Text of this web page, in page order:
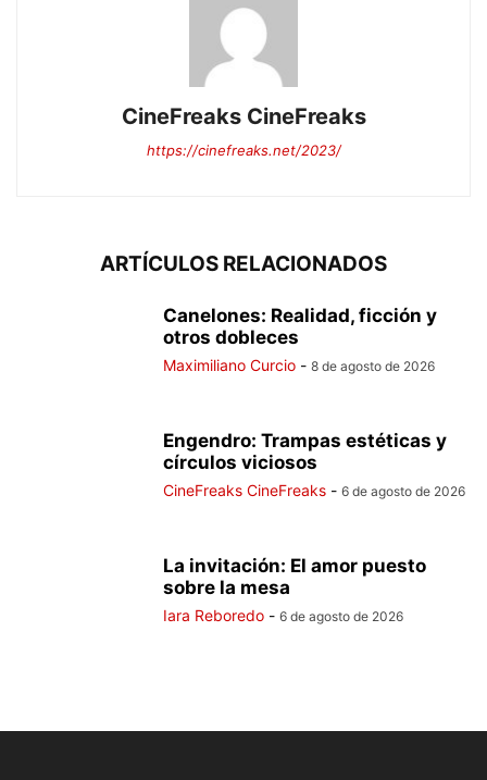
CineFreaks CineFreaks
https://cinefreaks.net/2023/
ARTÍCULOS RELACIONADOS
Canelones: Realidad, ficción y
otros dobleces
Maximiliano Curcio - 8 de agosto de 2026
Engendro: Trampas estéticas y
círculos viciosos
CineFreaks CineFreaks - 6 de agosto de 2026
La invitación: El amor puesto
sobre la mesa
Iara Reboredo - 6 de agosto de 2026